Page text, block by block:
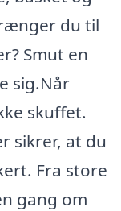
du til
Smut en
sig.Når
skuffet.
sikrer, at du
Fra store
gang om